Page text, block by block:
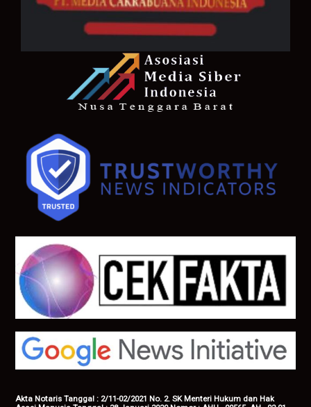
Akta Notaris Tanggal : 2/11-02/2021 No. 2. SK Menteri Hukum dan Hak